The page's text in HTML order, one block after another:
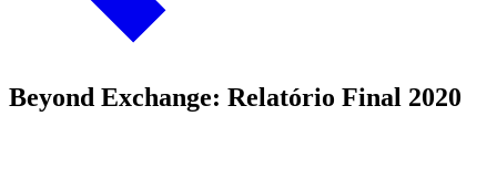
Beyond Exchange: Relatório Final 2020